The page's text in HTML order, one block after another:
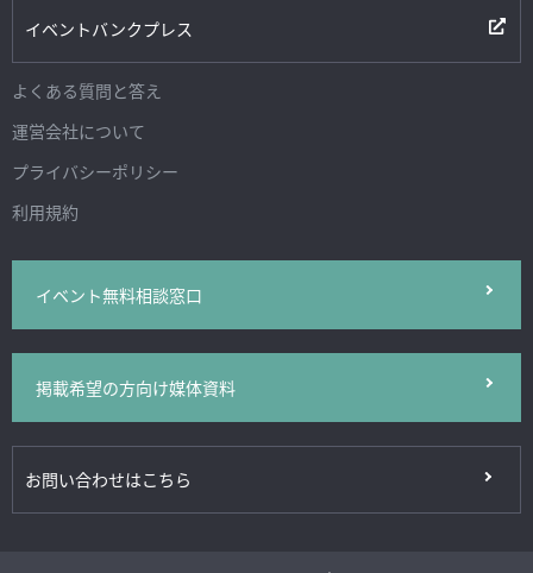
イベントバンクプレス
よくある質問と答え
運営会社について
プライバシーポリシー
利用規約
イベント無料相談窓口
掲載希望の方向け媒体資料
お問い合わせはこちら